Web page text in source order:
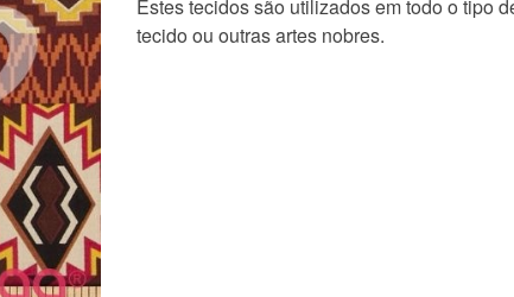
Estes tecidos são utilizados em todo o tipo
tecido ou outras artes nobres.